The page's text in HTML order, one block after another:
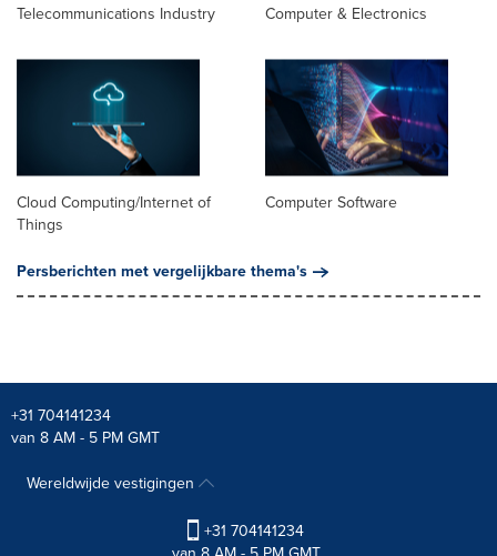
Telecommunications Industry Computer & Electronics
Cloud Computing/Internet of
Things
Computer Software
Persberichten met vergelijkbare thema's
+31 704141234
van 8 AM - 5 PM GMT
Wereldwijde vestigingen
+31 704141234